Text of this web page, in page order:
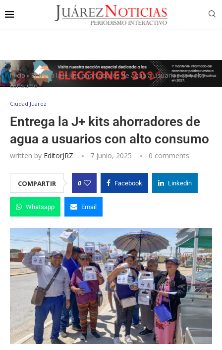
Inicio»Entrega la J+ kits ahorradores de agua a usuarios con alto
consumo
Ciudad Juárez
Entrega la J+ kits ahorradores de
agua a usuarios con alto consumo
written by EditorJRZ 7 junio, 2025 0 comments
COMPARTIR 0 Facebook Linkedin
Whatsapp Email